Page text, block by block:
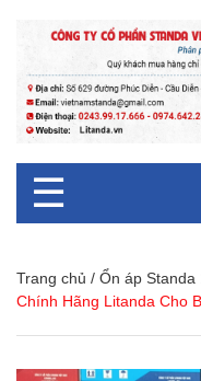
☰
Trang chủ / Ổn áp Standa
Chính Hãng Litanda Cho